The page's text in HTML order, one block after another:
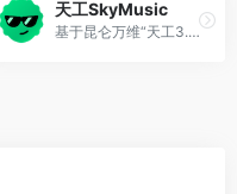
天工SkyMusic
基于昆仑万维“天工3.0”打造的AI音乐生成工具，是目前国内唯一公开可用的AI音乐生成大模型